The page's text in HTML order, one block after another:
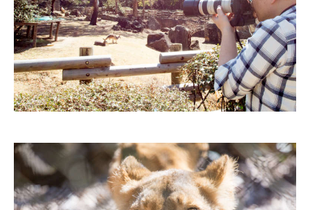
PECOアプリをダウンロード済みの方